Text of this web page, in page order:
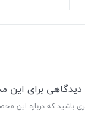
دیدگاهی برای
باشید که درباره این